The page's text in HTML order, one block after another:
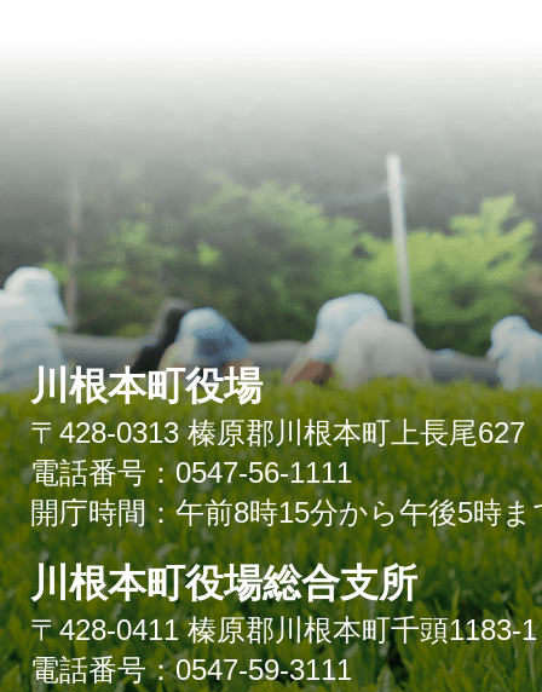
川根本町役場
〒428-0313 榛原郡川根本町上長尾627
電話番号：0547-56-1111
開庁時間：午前8時15分から午後5時ま
川根本町役場総合支所
〒428-0411 榛原郡川根本町千頭1183-1
電話番号：0547-59-3111